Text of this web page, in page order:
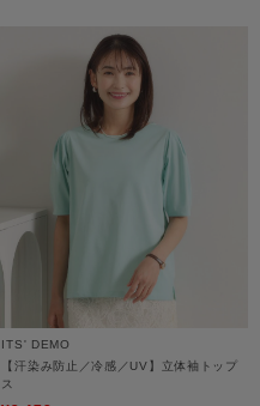
ITS' DEMO
【汗染み防止／冷感／UV】立体袖トップ
ス